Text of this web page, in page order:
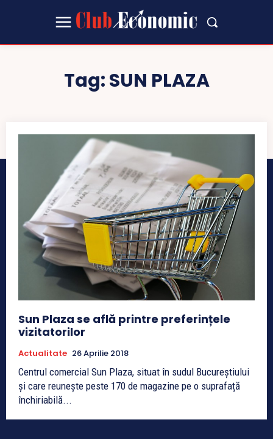
Tag:SUN PLAZA
Sun Plaza se află printre preferințele
vizitatorilor
Actualitate 26 Aprilie 2018
Centrul comercial Sun Plaza, situat în sudul Bucureștiului
și care reunește peste 170 de magazine pe o suprafață
închiriabilă...